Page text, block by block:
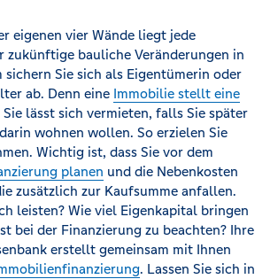
eigenen vier Wände liegt jede
zukünftige bauliche Veränderungen in
sichern Sie sich als Eigentümerin oder
ab. Denn eine Immobilie stellt eine
Sie lässt sich vermieten, falls Sie später
wohnen wollen. So erzielen Sie
Wichtig ist, dass Sie vor dem
planen und die Nebenkosten
zusätzlich zur Kaufsumme anfallen.
leisten? Wie viel Eigenkapital bringen
bei der Finanzierung zu beachten? Ihre
erstellt gemeinsam mit Ihnen
. Lassen Sie sich in